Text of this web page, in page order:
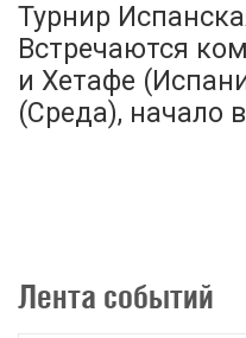
Турнир
Встречаются
и Хетафе
(Среда), начало
Лента событий